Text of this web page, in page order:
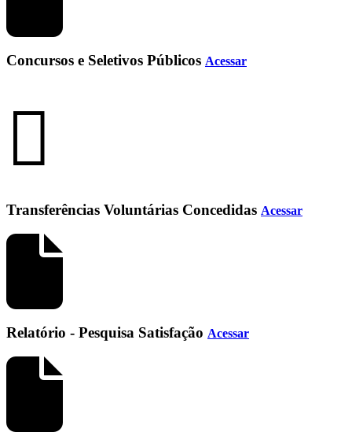
Concursos e Seletivos Públicos Acessar
Transferências Voluntárias Concedidas Acessar
Relatório - Pesquisa Satisfação Acessar